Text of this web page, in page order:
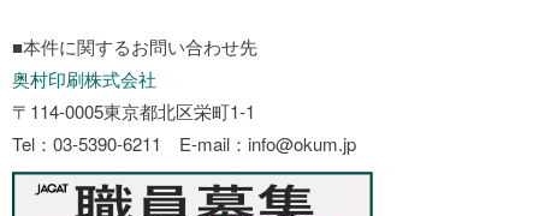
■本件に関するお問い合わせ先
奥村印刷株式会社
〒114-0005東京都北区栄町1-1
Tel：03-5390-6211 E-mail：info@okum.jp